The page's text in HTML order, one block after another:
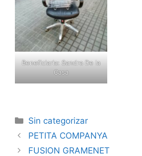
Beneficiaria: Sandra De la
Casa
Categorías
Sin categorizar
Navegación
de
PETITA COMPANYA
FUSION GRAMENET